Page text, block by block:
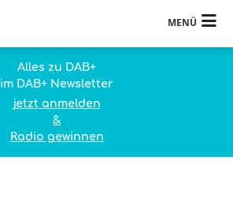
MENÜ
Alles zu DAB+
im DAB+ Newsletter
jetzt anmelden
&
Radio gewinnen